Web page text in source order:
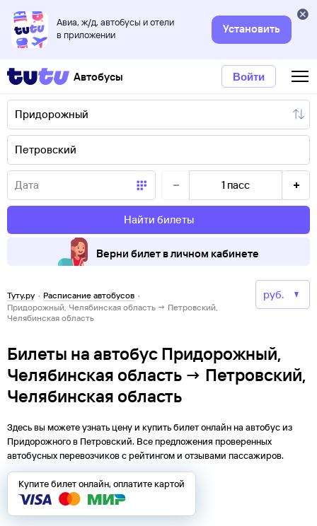
Авиа, ж/д, автобусы и отели
в приложении
Установить
Автобусы Войти
1 пасс
Найти билеты
Верни билет в личном кабинете
Туту.ру · Расписание автобусов ·
Придорожный, Челябинская область → Петровский,
Челябинская область
Билеты на автобус Придорожный,
Челябинская область → Петровский,
Челябинская область
Здесь вы можете узнать цену и купить билет онлайн на автобус из
Придорожногов Петровский. Все предложения проверенных
автобусных перевозчиков с рейтингом и отзывами пассажиров.
Купите билет онлайн, оплатите картой